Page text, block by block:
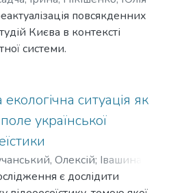
повсякденних
Києва в контексті
системи.
ситуація як
української
Олексій; Івашина,
є дослідити